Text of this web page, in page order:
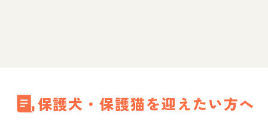
保護犬・保護猫を迎えたい方へ